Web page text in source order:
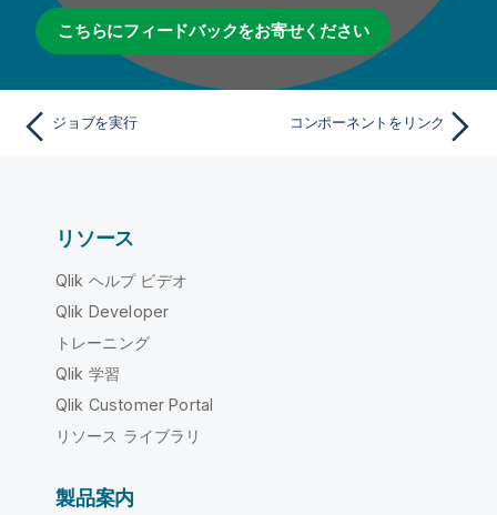
こちらにフィードバックをお寄せください
ジョブを実行 コンポーネントをリンク
リソース
Qlik ヘルプ ビデオ
Qlik Developer
トレーニング
Qlik 学習
Qlik Customer Portal
リソース ライブラリ
製品案内